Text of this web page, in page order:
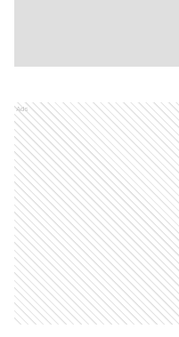
Ads